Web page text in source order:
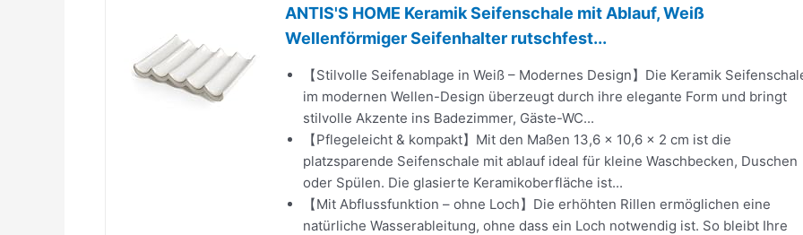
ANTIS'S HOME Keramik Seifenschale mit Ablauf, Weiß
Wellenförmiger Seifenhalter rutschfest...
【Stilvolle Seifenablage in Weiß – Modernes Design】Die Keramik
im modernen Wellen-Design überzeugt durch ihre elegante Form und bringt
stilvolle Akzente ins Badezimmer, Gäste-WC...
【Pflegeleicht & kompakt】Mit den Maßen 13,6 × 10,6 × 2 cm ist die
platzsparende Seifenschale mit ablauf ideal für kleine Waschbecken, Duschen
oder Spülen. Die glasierte Keramikoberfläche ist...
【Mit Abflussfunktion – ohne Loch】Die erhöhten Rillen ermöglichen eine
natürliche Wasserableitung, ohne dass ein Loch notwendig ist. So bleibt Ihre